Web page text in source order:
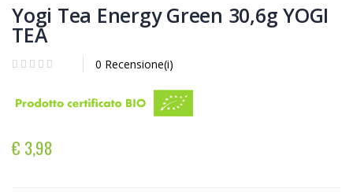
Yogi Tea Energy Green 30,6g YOGI
TEA
0 Recensione(i)
€ 3,98